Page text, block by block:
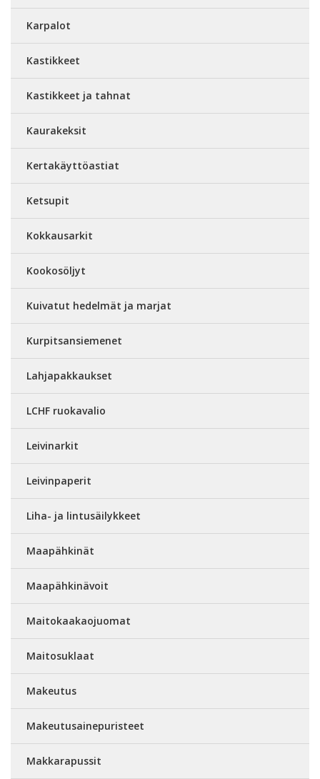
Karpalot
Kastikkeet
Kastikkeet ja tahnat
Kaurakeksit
Kertakäyttöastiat
Ketsupit
Kokkausarkit
Kookosöljyt
Kuivatut hedelmät ja marjat
Kurpitsansiemenet
Lahjapakkaukset
LCHF ruokavalio
Leivinarkit
Leivinpaperit
Liha- ja lintusäilykkeet
Maapähkinät
Maapähkinävoit
Maitokaakaojuomat
Maitosuklaat
Makeutus
Makeutusainepuristeet
Makkarapussit